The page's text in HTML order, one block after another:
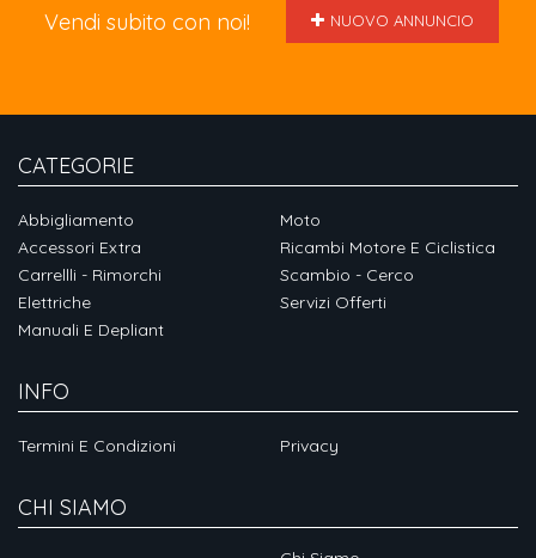
Vendi subito con noi! NUOVO ANNUNCIO
CATEGORIE
Abbigliamento
Accessori Extra
Carrellli - Rimorchi
Elettriche
Manuali E Depliant
Moto
Ricambi Motore E Ciclistica
Scambio - Cerco
Servizi Offerti
INFO
Termini E Condizioni Privacy
CHI SIAMO